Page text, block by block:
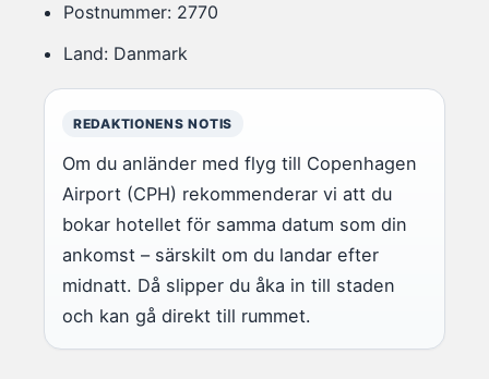
Postnummer: 2770
Land: Danmark
REDAKTIONENS NOTIS
Om du anländer med flyg till Copenhagen
Airport (CPH) rekommenderar vi att du
bokar hotellet för samma datum som din
ankomst – särskilt om du landar efter
midnatt. Då slipper du åka in till staden
och kan gå direkt till rummet.